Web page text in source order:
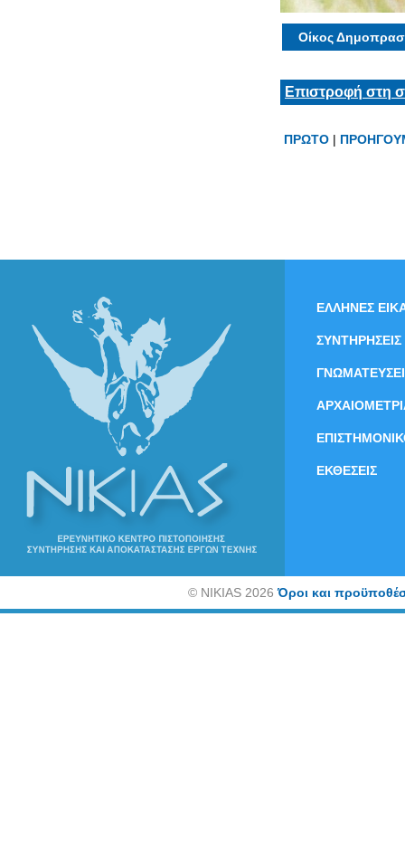
Οίκος
Επιστροφή στη
ΠΡΩΤΟ |
ΕΛΛΗΝΕΣ
ΣΥΝΤΗΡΗΣΕΙΣ
ΕΚΘΕΣΕΙΣ
©NIKIAS 2026Όροι και